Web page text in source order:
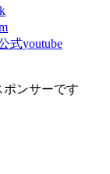
ンサーです